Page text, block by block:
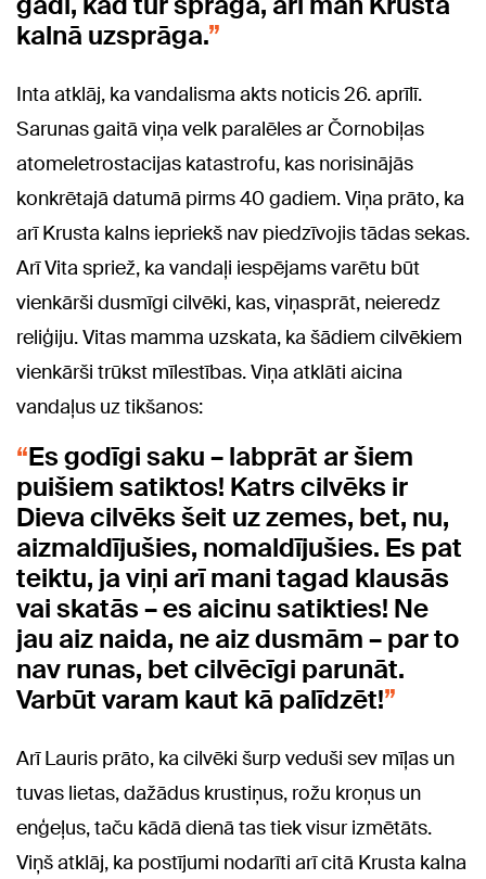
kalnā uzsprāga.
Inta atklāj, ka vandalisma akts noticis 26. aprīlī.
Sarunas gaitā viņa velk paralēles ar Čornobiļas
atomeletrostacijas katastrofu, kas norisinājās
konkrētajā datumā pirms 40 gadiem. Viņa prāto, ka
arī Krusta kalns iepriekš nav piedzīvojis tādas sekas.
Arī Vita spriež, ka vandaļi iespējams varētu būt
vienkārši dusmīgi cilvēki, kas, viņasprāt, neieredz
reliģiju. Vitas mamma uzskata, ka šādiem cilvēkiem
vienkārši trūkst mīlestības. Viņa atklāti aicina
vandaļus uz tikšanos:
Es godīgi saku – labprāt ar šiem
puišiem satiktos! Katrs cilvēks ir
Dieva cilvēks šeit uz zemes, bet, nu,
aizmaldījušies, nomaldījušies. Es pat
teiktu, ja viņi arī mani tagad klausās
vai skatās – es aicinu satikties! Ne
jau aiz naida, ne aiz dusmām – par to
nav runas, bet cilvēcīgi parunāt.
Varbūt varam kaut kā palīdzēt!
Arī Lauris prāto, ka cilvēki šurp veduši sev mīļas un
tuvas lietas, dažādus krustiņus, rožu kroņus un
enģeļus, taču kādā dienā tas tiek visur izmētāts.
Viņš atklāj, ka postījumi nodarīti arī citā Krusta kalna